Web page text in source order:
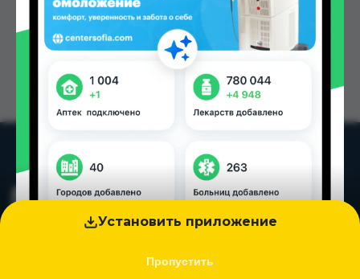
Установить приложение
Пропустить